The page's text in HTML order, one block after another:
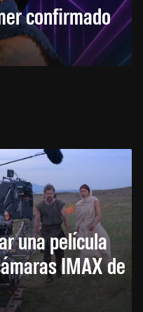
confirmado
una película
IMAX de